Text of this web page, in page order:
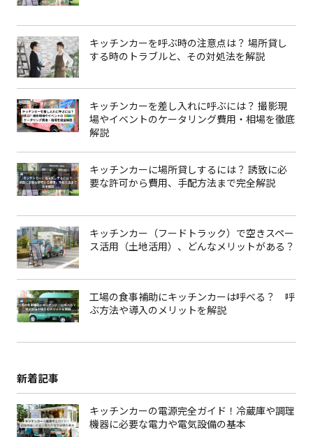
キッチンカーを呼ぶ時の注意点は？ 場所貸し
する時のトラブルと、その対処法を解説
キッチンカーを差し入れに呼ぶには？ 撮影現
場やイベントのケータリング費用・相場を徹底
解説
キッチンカーに場所貸しするには？ 誘致に必
要な許可から費用、手配方法まで完全解説
キッチンカー（フードトラック）で空きスペー
ス活用（土地活用）、どんなメリットがある？
工場の食事補助にキッチンカーは呼べる？ 呼
ぶ方法や導入のメリットを解説
新着記事
キッチンカーの電源完全ガイド！冷蔵庫や調理
機器に必要な電力や電気設備の基本